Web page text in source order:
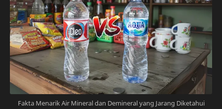
Fakta Menarik Air Mineral dan Demineral yang Jarang Diketahui